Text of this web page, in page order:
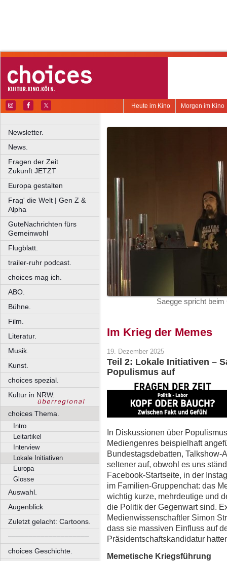
Morgen im Kino
Heute im Kino
Newsletter.
News.
Fragen der Zeit
Zukunft JETZT
Europa gestalten
Frag' die Welt | Gen Z &
Alpha
GuteNachrichten fürs
Gemeinwohl
Flugblatt.
trailer-ruhr podcast.
choices mag ich.
ABO.
Bühne.
Film.
Literatur.
Musik.
Kunst.
choices spezial.
Kultur in NRW.
choices Thema.
Intro
Leitartikel
Interview
Lokale Initiativen
Europa
Glosse
Auswahl.
Augenblick
Zuletzt gelacht: Cartoons.
––––––––––––––––––––
choices Geschichte.
Saegge spricht
Im Krieg der Memes
19. Dezember 2025
Teil 2: Lokale Initiativen –
Populismus auf
In Diskussionen über
Mediengenres beispielhaft
Bundestagsdebatten, Talkshow-
seltener auf, obwohl es uns
Facebook-Startseite, in der
im Familien-Gruppenchat: das
wichtig kurze, mehrdeutige und
die Politik der Gegenwart sind.
Medienwissenschaftler Simon
dass sie massiven Einfluss auf
Präsidentschaftskandidatur
Memetische Kriegsführung